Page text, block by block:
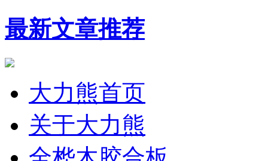
最新文章推荐
大力熊首页
关于大力熊